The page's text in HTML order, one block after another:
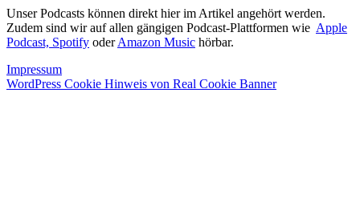
Unser Podcasts können direkt hier im Artikel angehört werden.
Zudem sind wir auf allen gängigen Podcast-Plattformen wie Apple
Podcast, Spotify oderAmazon Music hörbar.
Impressum
WordPress Cookie Hinweis von Real Cookie Banner